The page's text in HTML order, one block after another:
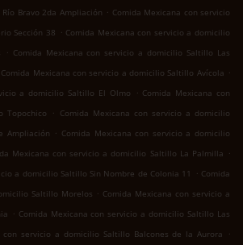
Bravo 2da Ampliación . Comida Mexicana con servicio
Sección 38 . Comida Mexicana con servicio a domicilio
. Comida Mexicana con servicio a domicilio Saltillo Las
Comida Mexicana con servicio a domicilio Saltillo Avícola .
a domicilio Saltillo El Olmo
. Comida Mexicana con
Topochico
. Comida Mexicana con servicio a domicilio
Ampliación . Comida Mexicana con servicio a domicilio
Mexicana con servicio a domicilio Saltillo La Palmilla .
a domicilio Saltillo Sin Nombre de Colonia 11
. Comida
Saltillo Morelos . Comida Mexicana con servicio a
. Comida Mexicana con servicio a domicilio Saltillo Las
con servicio a domicilio Saltillo Balcones de la Aurora
.